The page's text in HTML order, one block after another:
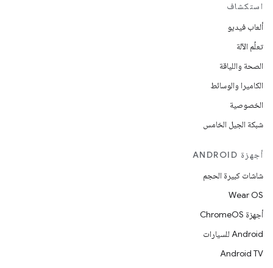
استكشاف
ألعاب فيديو
تعلُم الآلة
الصحة واللياقة
الكاميرا والوسائط
الخصوصية
شبكة الجيل الخامس
أجهزة ANDROID
شاشات كبيرة الحجم
Wear OS
أجهزة ChromeOS
Android للسيارات
Android TV